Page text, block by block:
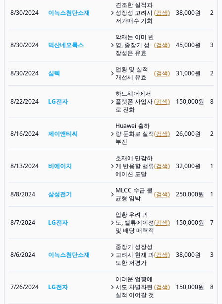
8/30/2024 이녹스첨단소재
견조한 실적과
성장성 고려시
저가매수 기회
(검색) 38,000원
8/30/2024 덕산네오룩스
악재는 이미 반
영, 중장기 성
장성은 유효
(검색) 45,000원
8/30/2024 심텍
업황 및 실적
개선세 유효
(검색) 31,000원
8/22/2024 LG전자
하드웨어에서
플랫폼 사업자
로 진화
(검색) 150,000원
8/16/2024 제이앤티씨
Huawei 출하
량 둔화로 실적
부진
(검색) 26,000원
8/13/2024 비에이치
호재에 민감하
게 반응할 밸류
에이션 도달
(검색) 32,000원
8/8/2024 삼성전기
MLCC 수급 불
균형 임박
(검색) 250,000원
8/7/2024 LG전자
업황 우려 과
도, 밸류에이션
및 배당 매력적
(검색) 150,000원
8/6/2024 이녹스첨단소재
중장기 성장성
고려시 현재 과
도한 저평가
(검색) 38,000원
7/26/2024 LG전자
어려운 업황에
서도 차별화된
실적 이어갈 것
(검색) 150,000원